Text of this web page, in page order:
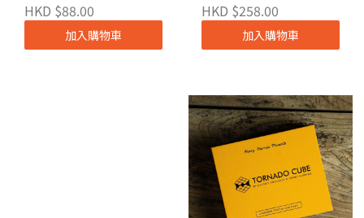
HKD $88.00
加入購物車
HKD $258.00
加入購物車